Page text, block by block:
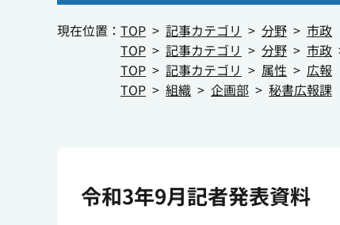
現在位置： TOP 記事カテゴリ 分野
市政
TOP
記事カテゴリ 分野 市政
TOP
記事カテゴリ 属性
広報
TOP
組織 企画部 秘書広報課
令和3年9月記者発表資料